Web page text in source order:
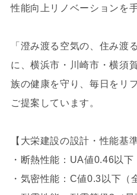
性能向上リノベーションを
「澄み渡る空気の、住み渡
に、横浜市・川崎市・横須
族の健康を守り、毎日をリ
ご提案しています。
【大栄建設の設計・性能基準
・断熱性能：UA値0.46以
・気密性能：C値0.3以下（